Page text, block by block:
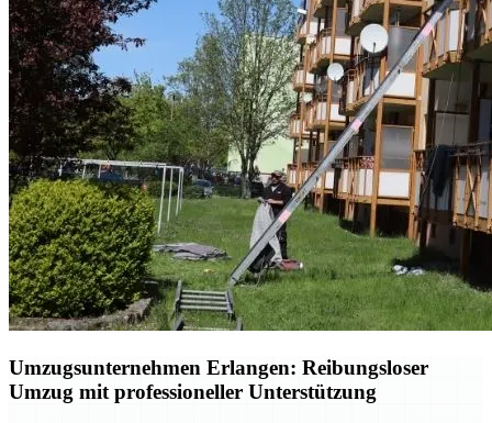
Umzugsunternehmen Erlangen: Reibungsloser
Umzug mit professioneller Unterstützung